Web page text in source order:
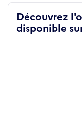
Découvrez
disponible